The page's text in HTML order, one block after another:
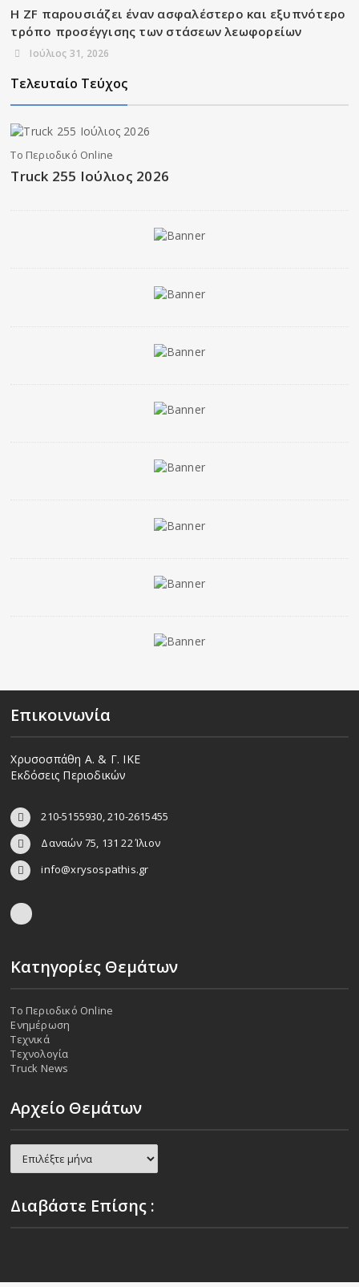
Η ZF παρουσιάζει έναν ασφαλέστερο και εξυπνότερο
τρόπο προσέγγισης των στάσεων λεωφορείων
Ιούλιος 31, 2026
Τελευταίο Τεύχος
Το Περιοδικό Online
Truck 255 Ιούλιος 2026
Επικοινωνία
Χρυσοσπάθη Α. & Γ. ΙΚΕ
Εκδόσεις Περιοδικών
210-5155930, 210-2615455
Δαναών 75, 131 22 Ίλιον
info@xrysospathis.gr
Κατηγορίες Θεμάτων
Το Περιοδικό Online
Ενημέρωση
Τεχνικά
Τεχνολογία
Truck News
Αρχείο Θεμάτων
Αρχείο
Θεμάτων
Διαβάστε Επίσης :